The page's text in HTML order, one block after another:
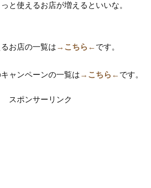
と使えるお店が増えるといいな。
お店の一覧は →こちら← です。
ャンペーンの一覧は →こちら← です。
スポンサーリンク